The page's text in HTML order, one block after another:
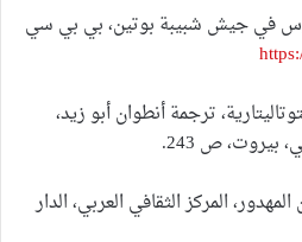
في جيش شبيبة بوتين، بي بي سي
ترجمة أنطوان أبو زيد،
المركز الثقافي العربي، الدار